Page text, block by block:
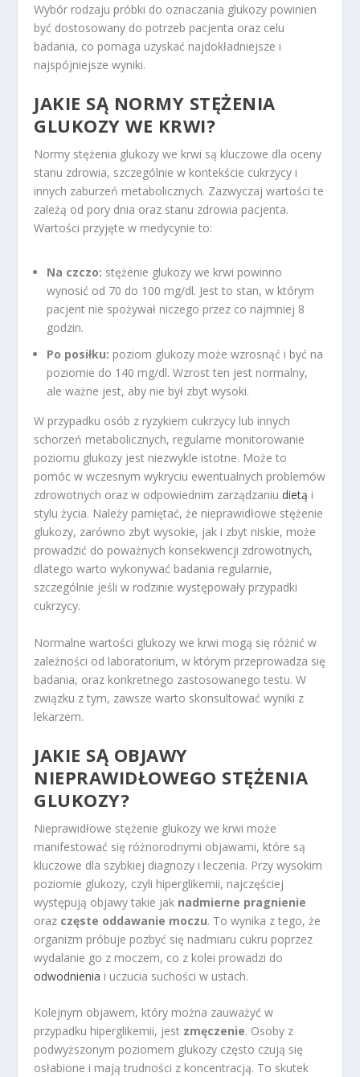
Wybór rodzaju próbki do oznaczania glukozy powinien
być dostosowany do potrzeb pacjenta oraz celu
badania, co pomaga uzyskać najdokładniejsze i
najspójniejsze wyniki.
JAKIE SĄ NORMY STĘŻENIA
GLUKOZY WE KRWI?
Normy stężenia glukozy we krwi są kluczowe dla oceny
stanu zdrowia, szczególnie w kontekście cukrzycy i
innych zaburzeń metabolicznych. Zazwyczaj wartości te
zależą od pory dnia oraz stanu zdrowia pacjenta.
Wartości przyjęte w medycynie to:
Na czczo: stężenie glukozy we krwi powinno
wynosić od 70 do 100 mg/dl. Jest to stan, w którym
pacjent nie spożywał niczego przez co najmniej 8
godzin.
Po posiłku: poziom glukozy może wzrosnąć i być na
poziomie do 140 mg/dl. Wzrost ten jest normalny,
ale ważne jest, aby nie był zbyt wysoki.
W przypadku osób z ryzykiem cukrzycy lub innych
schorzeń metabolicznych, regularne monitorowanie
poziomu glukozy jest niezwykle istotne. Może to
pomóc w wczesnym wykryciu ewentualnych problemów
zdrowotnych oraz w odpowiednim zarządzaniu dietą i
stylu życia. Należy pamiętać, że nieprawidłowe stężenie
glukozy, zarówno zbyt wysokie, jak i zbyt niskie, może
prowadzić do poważnych konsekwencji zdrowotnych,
dlatego warto wykonywać badania regularnie,
szczególnie jeśli w rodzinie występowały przypadki
cukrzycy.
Normalne wartości glukozy we krwi mogą się różnić w
zależności od laboratorium, w którym przeprowadza się
badania, oraz konkretnego zastosowanego testu. W
związku z tym, zawsze warto skonsultować wyniki z
lekarzem.
JAKIE SĄ OBJAWY
NIEPRAWIDŁOWEGO STĘŻENIA
GLUKOZY?
Nieprawidłowe stężenie glukozy we krwi może
manifestować się różnorodnymi objawami, które są
kluczowe dla szybkiej diagnozy i leczenia. Przy wysokim
poziomie glukozy, czyli hiperglikemii, najczęściej
występują objawy takie jak nadmierne pragnienie
oraz częste oddawanie moczu. To wynika z tego, że
organizm próbuje pozbyć się nadmiaru cukru poprzez
wydalanie go z moczem, co z kolei prowadzi do
odwodnienia i uczucia suchości w ustach.
Kolejnym objawem, który można zauważyć w
przypadku hiperglikemii, jest zmęczenie. Osoby z
podwyższonym poziomem glukozy często czują się
osłabione i mają trudności z koncentracją. To skutek